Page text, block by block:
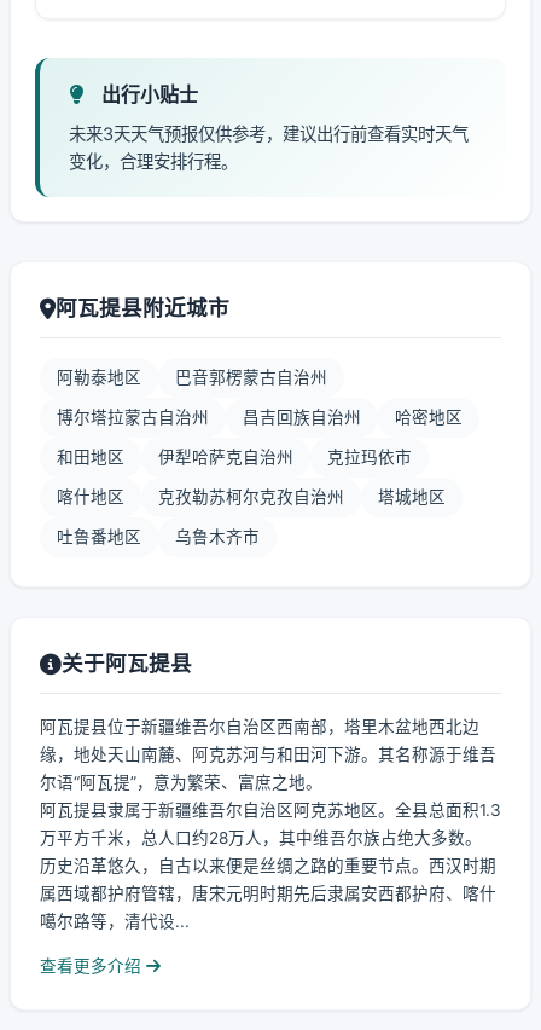
出行小贴士
未来3天天气预报仅供参考，建议出行前查看实时天气
变化，合理安排行程。
阿瓦提县附近城市
阿勒泰地区 巴音郭楞蒙古自治州
博尔塔拉蒙古自治州 昌吉回族自治州 哈密地区
和田地区 伊犁哈萨克自治州 克拉玛依市
喀什地区 克孜勒苏柯尔克孜自治州 塔城地区
吐鲁番地区 乌鲁木齐市
关于阿瓦提县
阿瓦提县位于新疆维吾尔自治区西南部，塔里木盆地西北边
缘，地处天山南麓、阿克苏河与和田河下游。其名称源于维吾
尔语“阿瓦提”，意为繁荣、富庶之地。
阿瓦提县隶属于新疆维吾尔自治区阿克苏地区。全县总面积1.3
万平方千米，总人口约28万人，其中维吾尔族占绝大多数。
历史沿革悠久，自古以来便是丝绸之路的重要节点。西汉时期
属西域都护府管辖，唐宋元明时期先后隶属安西都护府、喀什
噶尔路等，清代设...
查看更多介绍